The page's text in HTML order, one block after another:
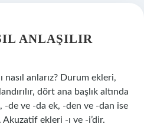
ANLAŞILIR
nasıl anlarız? Durum ekleri,
dört ana başlık altında
-de ve -da ek, -den ve -dan ise
Akuzatif ekleri -ı ve -i’dir.